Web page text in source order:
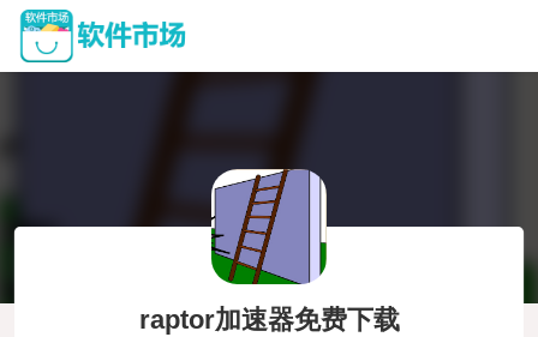
raptor加速器免费下载